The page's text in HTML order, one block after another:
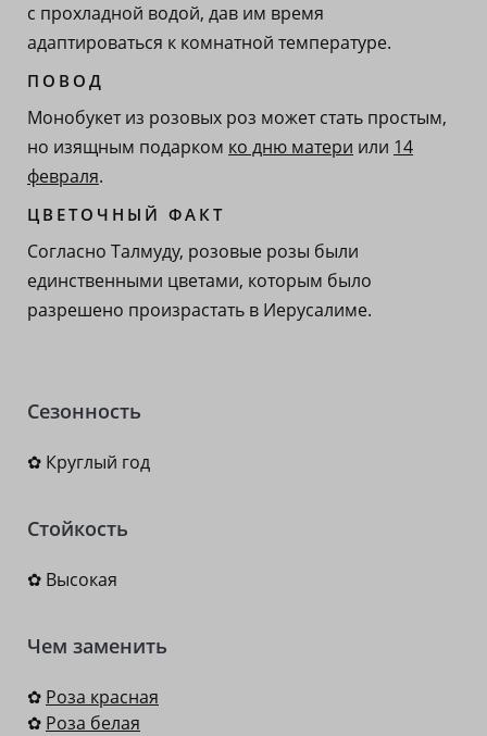
с прохладной водой, дав им время
адаптироваться к комнатной температуре.
ПОВОД
Монобукет из розовых роз может стать простым,
но изящным подарком ко дню матери или 14
февраля.
ЦВЕТОЧНЫЙ ФАКТ
Согласно Талмуду, розовые розы были
единственными цветами, которым было
разрешено произрастать в Иерусалиме.
Сезонность
✿ Круглый год
Стойкость
✿ Высокая
Чем заменить
✿ Роза красная
✿ Роза белая